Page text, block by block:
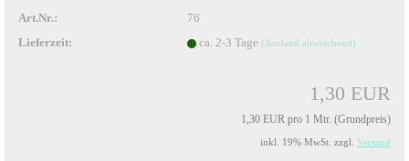
Art.Nr.:
76
Lieferzeit:
ca. 2-3 Tage (Ausland abweichend)
1,30 EUR
1,30 EUR pro 1 Mtr. (Grundpreis)
inkl. 19% MwSt. zzgl. Versand